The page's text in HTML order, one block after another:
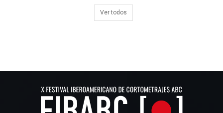
Ver todos